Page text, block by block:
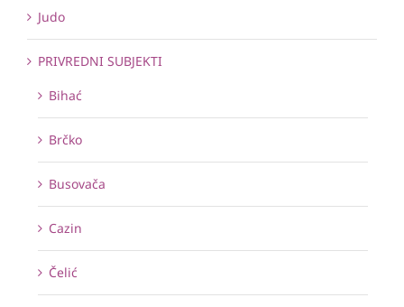
Judo
PRIVREDNI SUBJEKTI
Bihać
Brčko
Busovača
Cazin
Čelić